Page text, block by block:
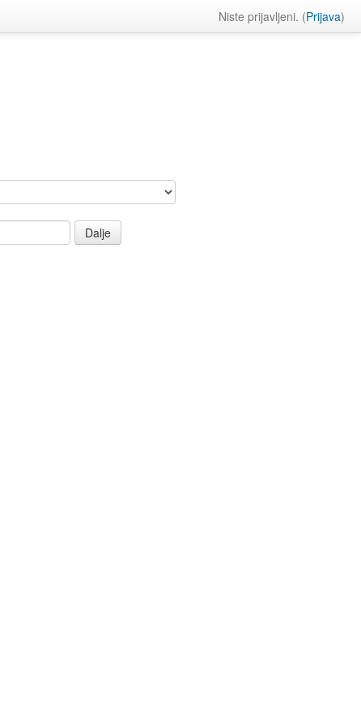
Niste prijavljeni. (Prijava)